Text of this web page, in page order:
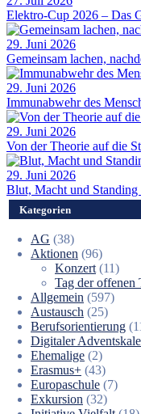
Elektro-Cup 2026 – Das
29. Juni 2026
Gemeinsam lachen,
29. Juni 2026
Immunabwehr des
29. Juni 2026
Von der Theorie auf die
29. Juni 2026
Blut, Macht und Standing
Kategorien
AG (38)
Aktionen (96)
Konzert (11)
Tag der offenen
Allgemein (597)
Austausch (25)
Berufsorientierung
Digitaler
Ehemalige (2)
Erasmus+ (43)
Europaschule (7)
Exkursion (32)